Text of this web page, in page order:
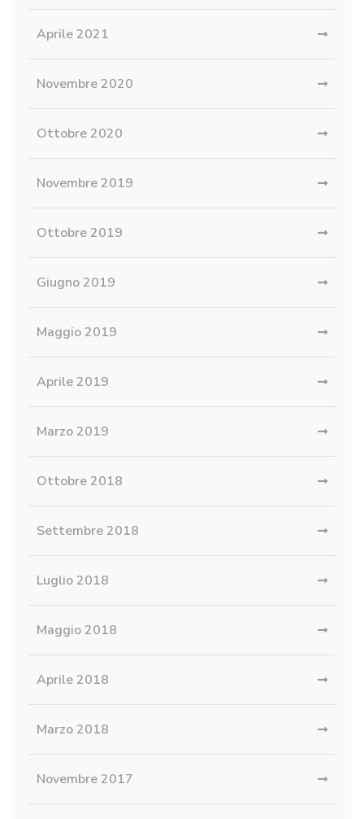
Aprile 2021
Novembre 2020
Ottobre 2020
Novembre 2019
Ottobre 2019
Giugno 2019
Maggio 2019
Aprile 2019
Marzo 2019
Ottobre 2018
Settembre 2018
Luglio 2018
Maggio 2018
Aprile 2018
Marzo 2018
Novembre 2017